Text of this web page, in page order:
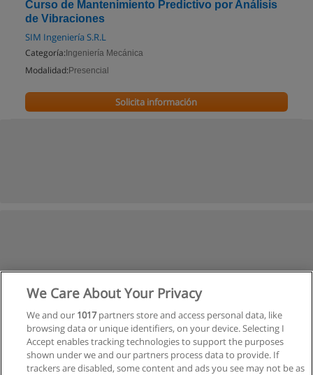
Curso de Mantenimiento Predictivo por Análisis
de Vibraciones
SIM Ingeniería S.R.L
Categoría: Ingeniería Mecánica
Modalidad: Presencial
Solicita información
We Care About Your Privacy
We and our 1017partners store and access personal data, like
browsing data or unique identifiers, on your device. Selecting I
Accept enables tracking technologies to support the purposes
shown under we and our partners process data to provide. If
trackers are disabled, some content and ads you see may not be as